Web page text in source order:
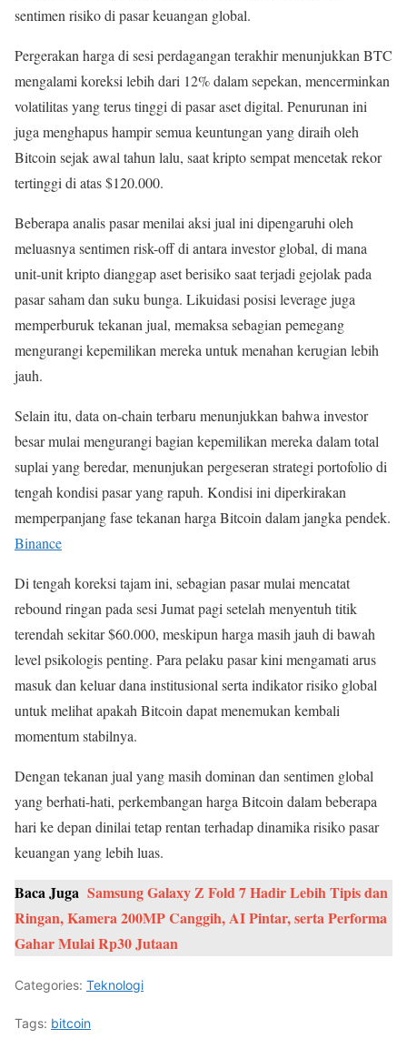
sentimen risiko di pasar keuangan global.
Pergerakan harga di sesi perdagangan terakhir menunjukkan BTC
mengalami koreksi lebih dari 12% dalam sepekan, mencerminkan
volatilitas yang terus tinggi di pasar aset digital. Penurunan ini
juga menghapus hampir semua keuntungan yang diraih oleh
Bitcoin sejak awal tahun lalu, saat kripto sempat mencetak rekor
tertinggi di atas $120.000.
Beberapa analis pasar menilai aksi jual ini dipengaruhi oleh
meluasnya sentimen risk-off di antara investor global, di mana
unit-unit kripto dianggap aset berisiko saat terjadi gejolak pada
pasar saham dan suku bunga. Likuidasi posisi leverage juga
memperburuk tekanan jual, memaksa sebagian pemegang
mengurangi kepemilikan mereka untuk menahan kerugian lebih
jauh.
Selain itu, data on-chain terbaru menunjukkan bahwa investor
besar mulai mengurangi bagian kepemilikan mereka dalam total
suplai yang beredar, menunjukan pergeseran strategi portofolio di
tengah kondisi pasar yang rapuh. Kondisi ini diperkirakan
memperpanjang fase tekanan harga Bitcoin dalam jangka pendek.
Binance
Di tengah koreksi tajam ini, sebagian pasar mulai mencatat
rebound ringan pada sesi Jumat pagi setelah menyentuh titik
terendah sekitar $60.000, meskipun harga masih jauh di bawah
level psikologis penting. Para pelaku pasar kini mengamati arus
masuk dan keluar dana institusional serta indikator risiko global
untuk melihat apakah Bitcoin dapat menemukan kembali
momentum stabilnya.
Dengan tekanan jual yang masih dominan dan sentimen global
yang berhati-hati, perkembangan harga Bitcoin dalam beberapa
hari ke depan dinilai tetap rentan terhadap dinamika risiko pasar
keuangan yang lebih luas.
Baca Juga Samsung Galaxy Z Fold 7 Hadir Lebih Tipis dan
Ringan, Kamera 200MP Canggih, AI Pintar, serta Performa
Gahar Mulai Rp30 Jutaan
Categories: Teknologi
Tags: bitcoin